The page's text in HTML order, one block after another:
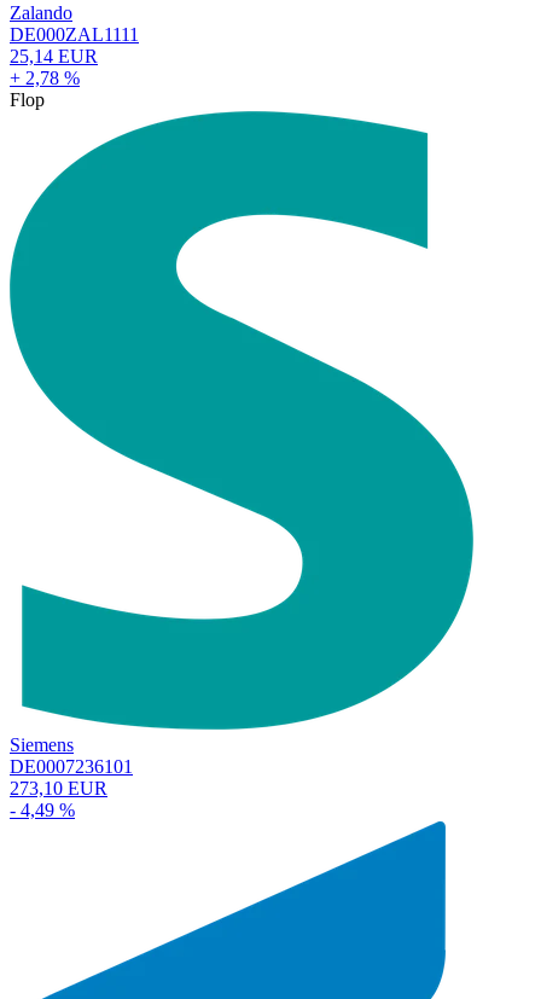
Zalando
DE000ZAL1111
25,14 EUR
+ 2,78 %
Flop
Siemens
DE0007236101
273,10 EUR
- 4,49 %